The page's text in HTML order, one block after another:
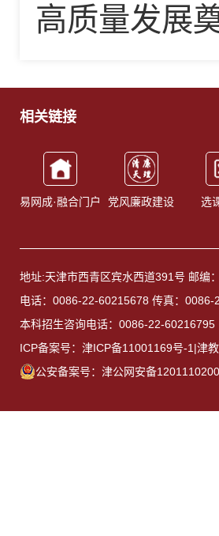
高质量发展
相关链接
易网成·融合门户 党风廉政建设 选
地址:天津市西青区宾水西道391号 邮编
电话：0086-22-60215678 传真：0086-
本科招生咨询电话：0086-22-60216795
ICP备案号：津ICP备11001169号-1|津
公安备案号：津公网安备